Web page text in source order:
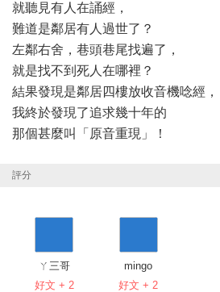
就聽見有人在誦經，
難道是鄰居有人過世了？
左鄰右舍，巷頭巷尾找遍了，
就是找不到死人在哪裡？
結果發現是鄰居四樓放收音機唸經，
我終於發現了追求幾十年的
那個甚麼叫「原音重現」！
評分
ㄚ三哥
好文 + 2
mingo
好文 + 2